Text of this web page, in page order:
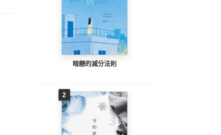
暗戀的減分法則
2